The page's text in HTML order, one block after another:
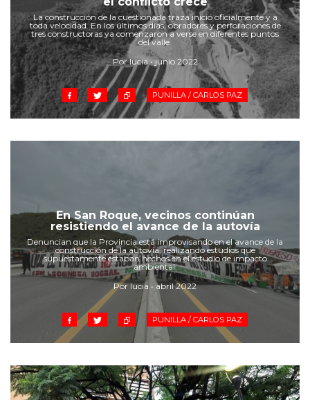
Cruz del Eje
Corredor de Ansenuza
La Carlota y zona
Laboulaye y sur
Bell Ville
Río Tercero
Despeñaderos
La construcción de la cuestionada traza inició oficialmente y a
toda velocidad. En los últimos días, obradores y perforaciones de
tres constructoras ya comenzaron a verse en diferentes puntos
del valle.
Por lucia • junio 2022
PUNILLA / CARLOS PAZ
En San Roque, vecinos continúan
resistiendo el avance de la autovía
Denuncian que la Provincia está improvisando en el avance de la
construcción de la autovía, realizando estudios que
supuestamente estaban hechos en el estudio de impacto
ambiental.
Por lucia • abril 2022
PUNILLA / CARLOS PAZ